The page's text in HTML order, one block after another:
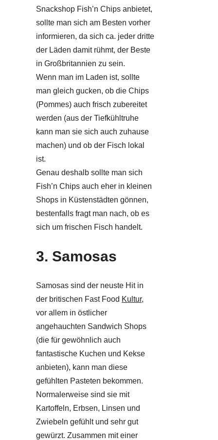
Snackshop Fish’n Chips anbietet,
sollte man sich am Besten vorher
informieren, da sich ca. jeder dritte
der Läden damit rühmt, der Beste
in Großbritannien zu sein.
Wenn man im Laden ist, sollte
man gleich gucken, ob die Chips
(Pommes) auch frisch zubereitet
werden (aus der Tiefkühltruhe
kann man sie sich auch zuhause
machen) und ob der Fisch lokal
ist.
Genau deshalb sollte man sich
Fish’n Chips auch eher in kleinen
Shops in Küstenstädten gönnen,
bestenfalls fragt man nach, ob es
sich um frischen Fisch handelt.
3. Samosas
Samosas sind der neuste Hit in
der britischen Fast Food Kultur,
vor allem in östlicher
angehauchten Sandwich Shops
(die für gewöhnlich auch
fantastische Kuchen und Kekse
anbieten), kann man diese
gefühlten Pasteten bekommen.
Normalerweise sind sie mit
Kartoffeln, Erbsen, Linsen und
Zwiebeln gefühlt und sehr gut
gewürzt. Zusammen mit einer